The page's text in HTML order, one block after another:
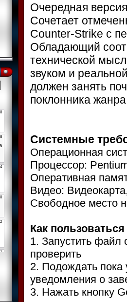
Очередная
Сочетает
Counter-Strike с
Обладающий
технической
звуком и
должен занять
поклонника
Системные
Операционная
Процессор:
Оперативная
Видео:
Свободное место
Как
1. Запустить файл
проверить
2. Подождать пока
уведомления о
3. Нажать кнопку